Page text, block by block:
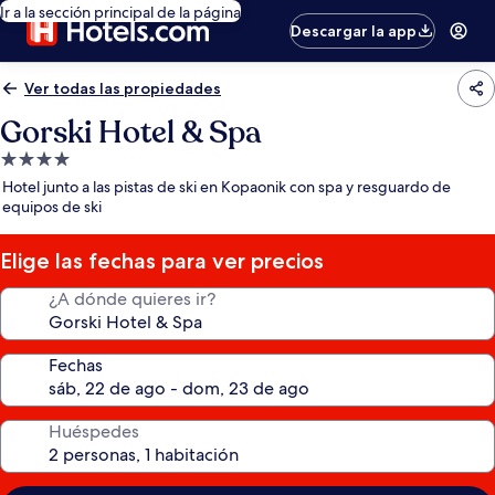
Ir a la sección principal de la página
Descargar la app
Ver todas las propiedades
Gorski Hotel & Spa
Propiedad
de
4.0
estrellas
Hotel junto a las pistas de ski en Kopaonik con spa y resguardo de
equipos de ski
Elige las fechas para ver precios
¿A dónde quieres ir?
Fechas
Huéspedes